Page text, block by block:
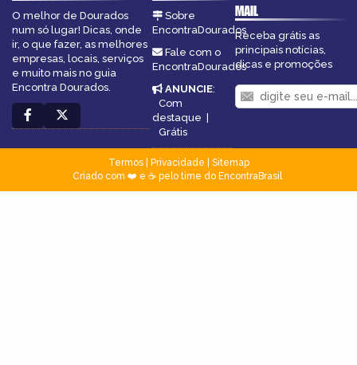
O melhor de Dourados
num só lugar! Dicas, onde
ir, o que fazer, as melhores
empresas, locais, serviços
e muito mais no guia
Encontra Dourados.
Sobre
EncontraDourados
Fale com o
EncontraDourados
ANUNCIE:
Com
destaque |
Grátis
MAIL
Receba grátis as
principais notícias,
dicas e promoções
Termos| Privacidade
Sitemap
Criado com ❤️ e ☕ pelo time do EncontraBrasil